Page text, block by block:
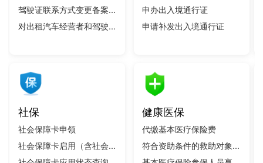
驾驶证联系方式变更备案...
对出租汽车经营者和驾驶...
申办出入境通行证
申请补发出入境通行证
社保
社会保障卡申领
社会保障卡启用（含社会...
健康医保
代缴基本医疗保险费
符合资助条件的救助对象...